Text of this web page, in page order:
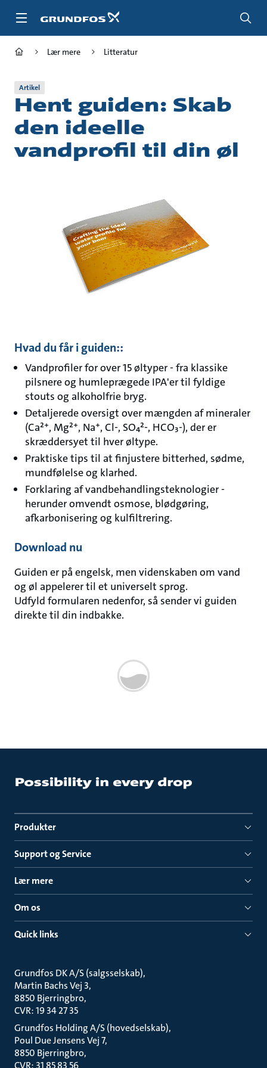
Lær mere Litteratur
Artikel
Hent guiden: Skab
den ideelle
vandprofil til din øl
Hvad du får i guiden::
Vandprofiler for over 15 øltyper - fra klassike
pilsnere og humleprægede IPA'er til fyldige
stouts og alkoholfrie bryg.
Detaljerede oversigt over mængden af mineraler
(Ca²⁺, Mg²⁺, Na⁺, Cl-, SO₄²-, HCO₃-), der er
skræddersyet til hver øltype.
Praktiske tips til at finjustere bitterhed, sødme,
mundfølelse og klarhed.
Forklaring af vandbehandlingsteknologier -
herunder omvendt osmose, blødgøring,
afkarbonisering og kulfiltrering.
Download nu
Guiden er på engelsk, men videnskaben om vand
og øl appelerer til et universelt sprog.
Udfyld formularen nedenfor, så sender vi guiden
direkte til din indbakke.
Produkter
Support og Service
Lær mere
Om os
Quick links
Grundfos DK A/S (salgsselskab)
Martin Bachs Vej 3
8850 Bjerringbro
CVR: 19 34 27 35
Grundfos Holding A/S (hovedselskab)
Poul Due Jensens Vej 7
8850 Bjerringbro
CVR: 31 85 83 56